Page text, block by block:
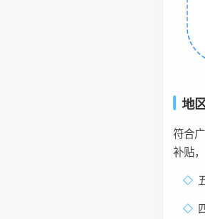
地
符合
补贴